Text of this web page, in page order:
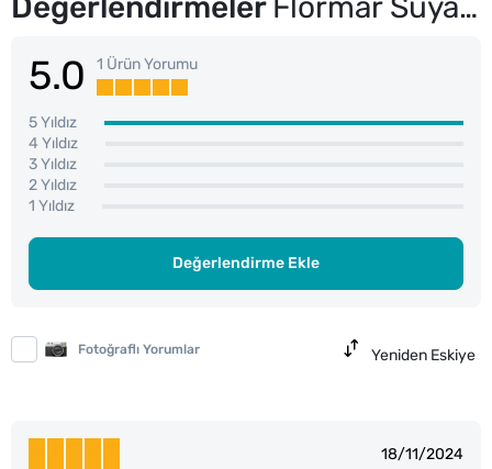
5.0 1 Ürün Yorumu
5 Yıldız
4 Yıldız
3 Yıldız
2 Yıldız
1 Yıldız
Değerlendirme Ekle
Fotoğraflı Yorumlar Yeniden Eskiye
18/11/2024